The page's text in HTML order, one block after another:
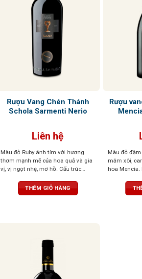
Rượu Vang Chén Thánh
Schola Sarmenti Nerio
Liên hệ
Màu đỏ Ruby ánh tím với hương
thơm mạnh mẽ của hoa quả và gia
vị, vị ngọt nhẹ, mơ hồ. Cấu trúc
THÊM GIỎ HÀNG
Rượu
Màu đỏ
mâm xôi,
hoa
bằng và tươi